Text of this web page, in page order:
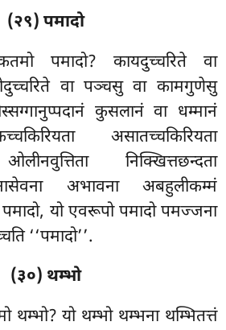
(२९) पमादो
पमादो? कायदुच्चरिते वा
वा पञ्चसु वा कामगुणेसु
कुसलानं वा धम्मानं
असातच्चकिरियता
निक्खित्तछन्दता
अभावना अबहुलीकम्मं
यो एवरूपो पमादो पमज्जना
‘‘पमादो’’.
(३०) थम्भो
थम्भो? यो थम्भो थम्भना थम्भितत्तं